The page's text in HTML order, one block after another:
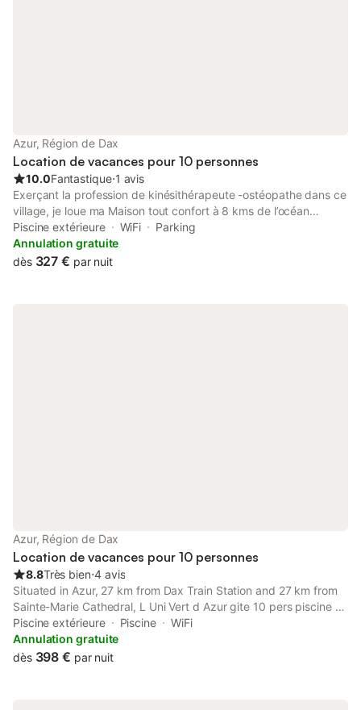
Azur, Région de Dax
Location de vacances pour 10 personnes
10.0Fantastique⋅1 avis
Exerçant la profession de kinésithérapeute -ostéopathe dans ce
village, je loue ma Maison tout confort à 8 kms de l’océan
(propice aux activitées nautiques comme le surf, bodyboard ou
autres...)avec cuisine entièrement équipée ouverte sur la salle à
manger-salon où un grand canapé d’angle ultra confort vous
Piscine extérieure WiFi
Parking
Annulation gratuite
dès 327 € par nuit
Azur, Région de Dax
Location de vacances pour 10 personnes
8.8Très bien⋅4 avis
Situated in Azur, 27 km from Dax Train Station and 27 km from
Sainte-Marie Cathedral, L Uni Vert d Azur gite 10 pers piscine et
mini ferme proche océan offers air conditioning.
Piscine extérieure Piscine
WiFi
Annulation gratuite
dès 398 € par nuit